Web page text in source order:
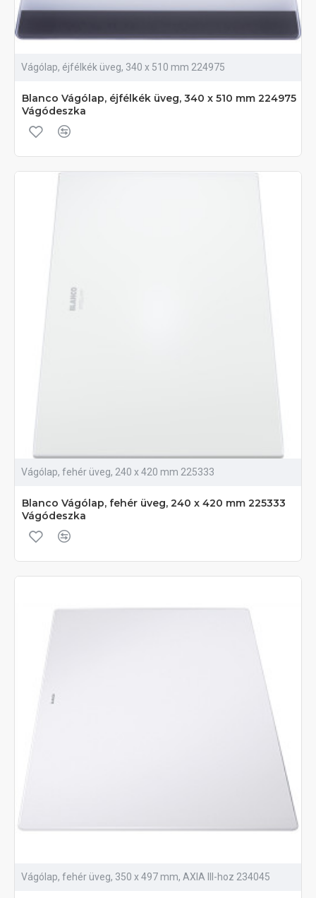
Vágólap, éjfélkék üveg, 340 x 510 mm 224975
Blanco Vágólap, éjfélkék üveg, 340 x 510 mm 224975
Vágódeszka
Vágólap, fehér üveg, 240 x 420 mm 225333
Blanco Vágólap, fehér üveg, 240 x 420 mm 225333
Vágódeszka
Vágólap, fehér üveg, 350 x 497 mm, AXIA III-hoz 234045